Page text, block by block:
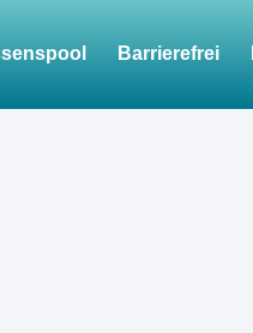
Barrierefrei